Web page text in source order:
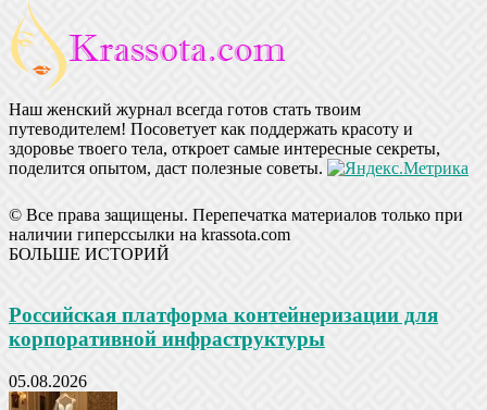
Наш женский журнал всегда готов стать твоим
путеводителем! Посоветует как поддержать красоту и
здоровье твоего тела, откроет самые интересные секреты,
поделится опытом, даст полезные советы.
© Все права защищены. Перепечатка материалов только при
наличии гиперссылки на krassota.com
БОЛЬШЕ ИСТОРИЙ
Российская платформа контейнеризации для
корпоративной инфраструктуры
05.08.2026